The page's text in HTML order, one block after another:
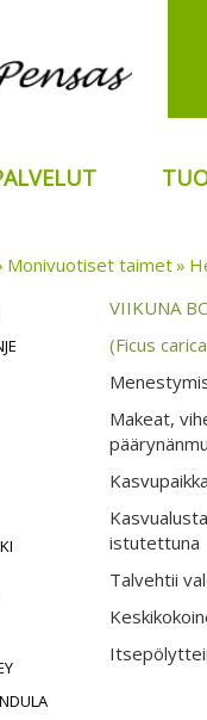
Monivuotiset taimet
VIIKUNA
(Ficus
Makeat,
istutettuna
Talvehtii